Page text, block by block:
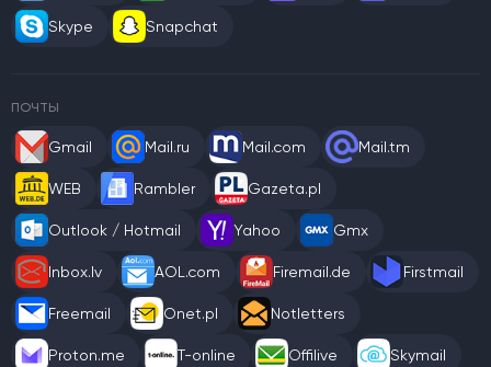
Skype Snapchat
ПОЧТЫ
Gmail Mail.ru Mail.com Mail.tm
WEB Rambler Gazeta.pl
Outlook / Hotmail Yahoo Gmx
Inbox.lv AOL.com Firemail.de Firstmail
Freemail Onet.pl Notletters
Proton.me T-online Offilive Skymail